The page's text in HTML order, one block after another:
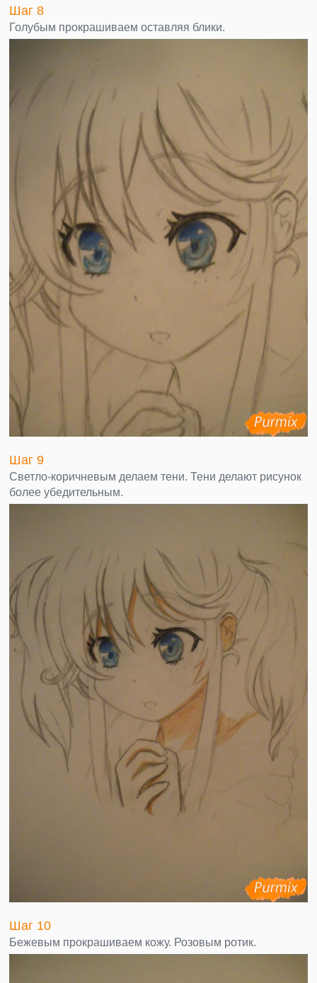
Шаг 8
Голубым прокрашиваем оставляя блики.
Шаг 9
Светло-коричневым делаем тени. Тени делают рисунок
более убедительным.
Шаг 10
Бежевым прокрашиваем кожу. Розовым ротик.